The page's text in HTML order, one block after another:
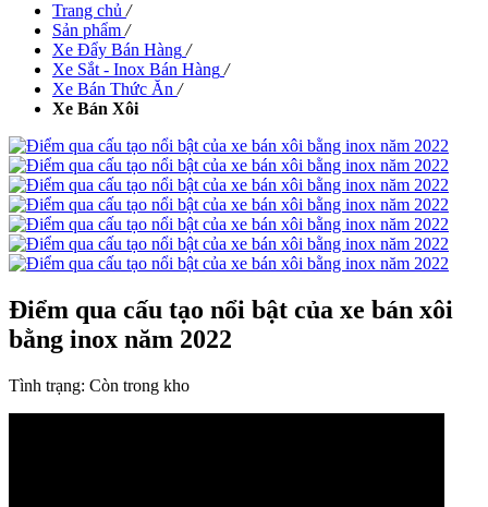
Trang chủ /
Sản phẩm /
Xe Đẩy Bán Hàng /
Xe Sắt - Inox Bán Hàng /
Xe Bán Thức Ăn /
Xe Bán Xôi
Điểm qua cấu tạo nổi bật của xe bán xôi
bằng inox năm 2022
Tình trạng: Còn trong kho